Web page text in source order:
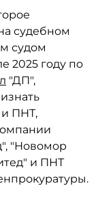
судебном
судом
2025 году по
"ДП",
ПНТ,
"Новомор
и ПНТ